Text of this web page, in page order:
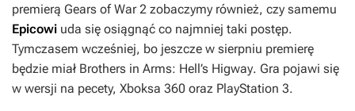
premierą Gears of War 2 zobaczymy również, czy samemu
Epicowi uda się osiągnąć co najmniej taki postęp.
Tymczasem wcześniej, bo jeszcze w sierpniu premierę
będzie miał Brothers in Arms: Hell’s Higway. Gra pojawi się
w wersji na pecety, Xboksa 360 oraz PlayStation 3.